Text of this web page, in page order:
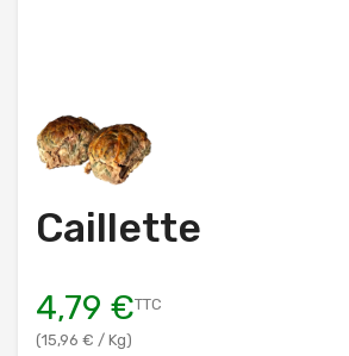
Caillette
4,79 €
(15,96 € / Kg)
TTC